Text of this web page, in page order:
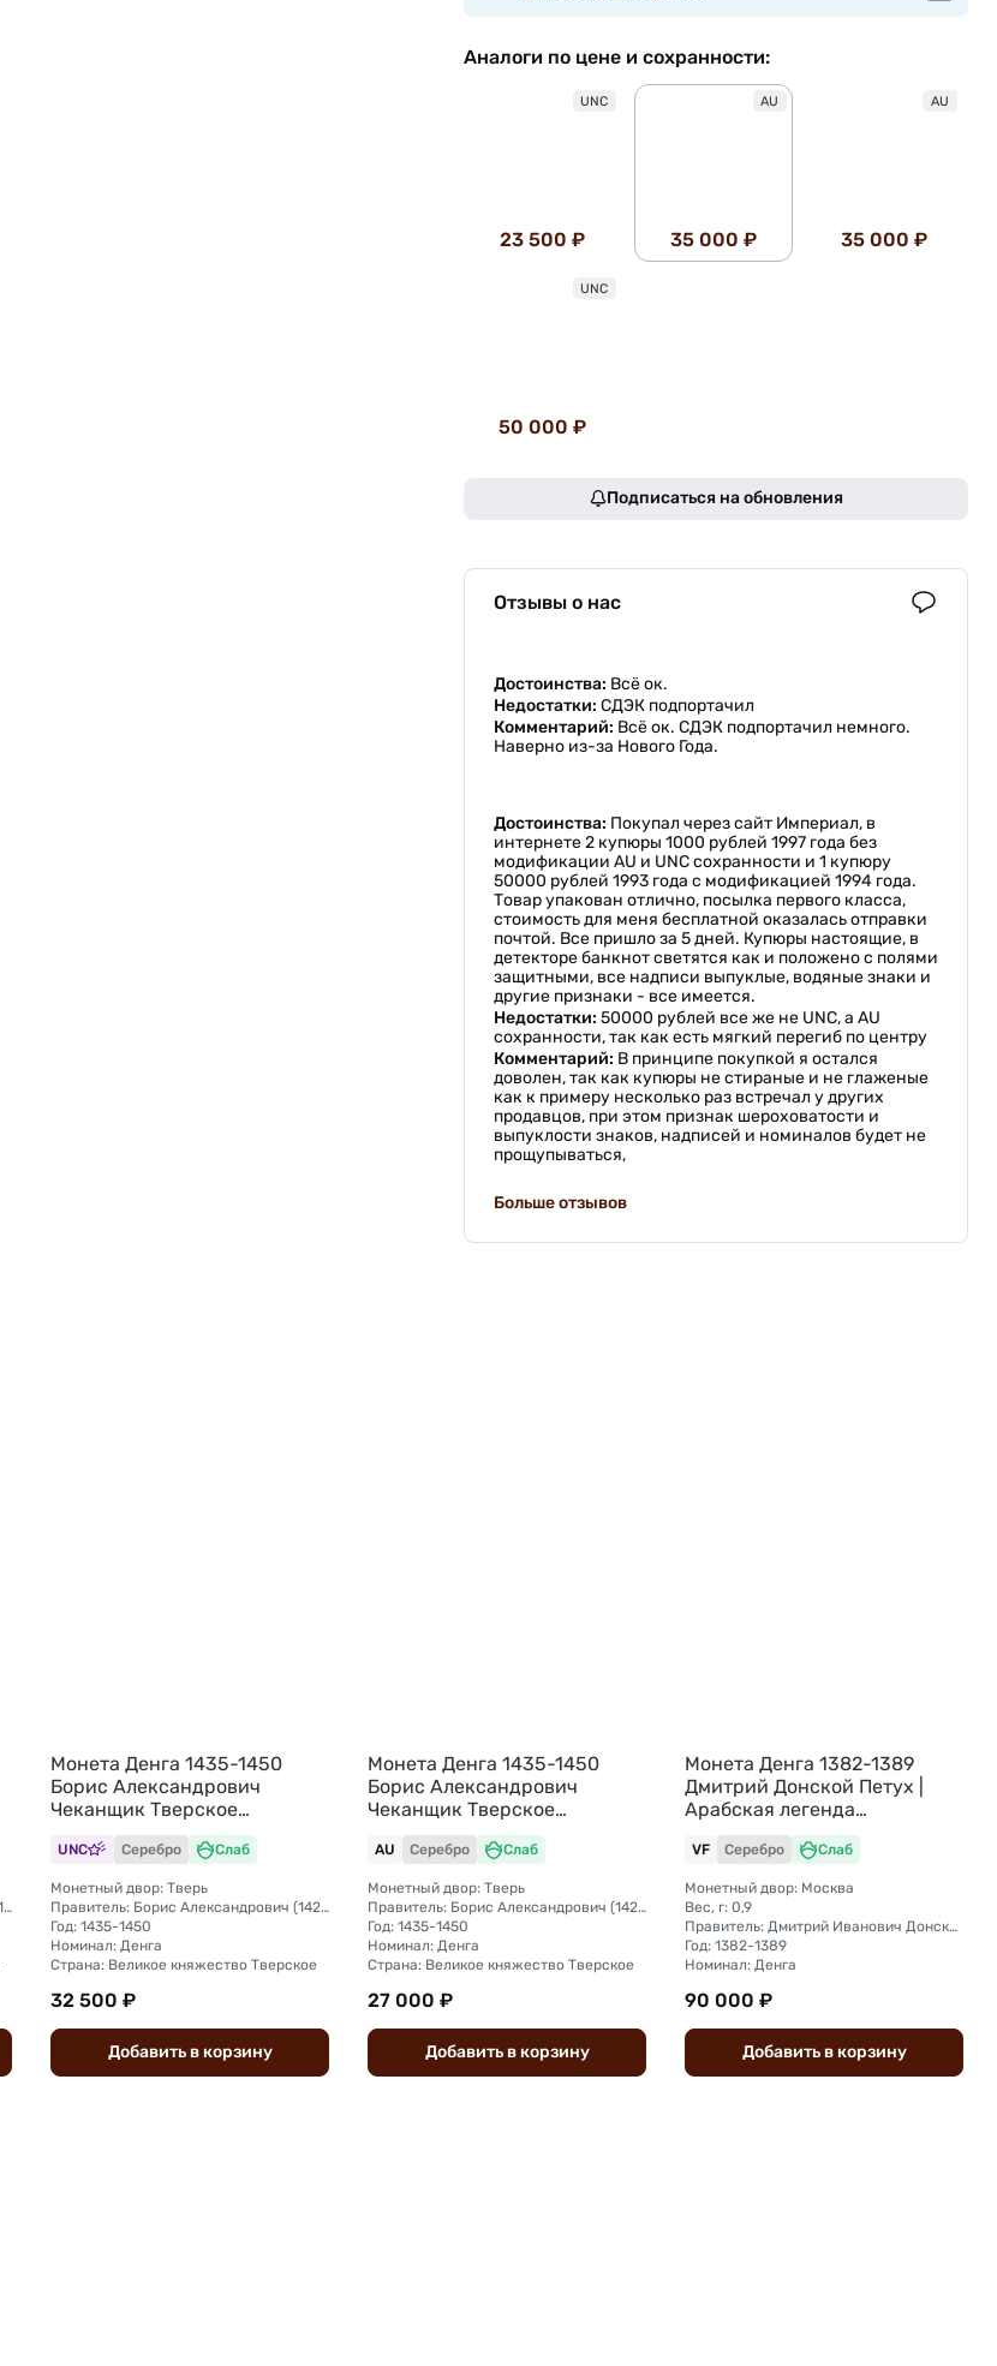
Аналоги по цене и сохранности:
UNC
23 500 ₽
AU
35 000 ₽
AU
35 000 ₽
UNC
50 000 ₽
Подписаться на обновления
Отзывы о нас
Достоинства: Всё ок.
Недостатки: СДЭК подпортачил
Комментарий: Всё ок. СДЭК подпортачил немного.
Наверно из-за Нового Года.
Достоинства: Покупал через сайт Империал, в
интернете 2 купюры 1000 рублей 1997 года без
модификации AU и UNC сохранности и 1 купюру
50000 рублей 1993 года с модификацией 1994 года.
Товар упакован отлично, посылка первого класса,
стоимость для меня бесплатной оказалась отправки
почтой. Все пришло за 5 дней. Купюры настоящие, в
детекторе банкнот светятся как и положено с полями
защитными, все надписи выпуклые, водяные знаки и
другие признаки - все имеется.
Недостатки: 50000 рублей все же не UNC, а AU
сохранности, так как есть мягкий перегиб по центру
Комментарий: В принципе покупкой я остался
доволен, так как купюры не стираные и не глаженые
как к примеру несколько раз встречал у других
продавцов, при этом признак шероховатости и
выпуклости знаков, надписей и номиналов будет не
прощупываться,
Больше отзывов
Правитель: Михаил Борисович (1461—1485)
Монета Денга 1435-1450
Борис Александрович
Чеканщик Тверское
княжество слаб ННР MS 61
UNC Серебро Слаб
Монетный двор: Тверь
Правитель: Борис Александрович (1426 - 1461)
Год: 1435-1450
Номинал: Денга
Страна: Великое княжество Тверское
32 500 ₽
Добавить вкорзину
Монета Денга 1435-1450
Борис Александрович
Чеканщик Тверское
княжество слаб ННР AU 58
AU Серебро Слаб
Монетный двор: Тверь
Правитель: Борис Александрович (1426 - 1461)
Год: 1435-1450
Номинал: Денга
Страна: Великое княжество Тверское
27 000 ₽
Добавить вкорзину
Монета Денга 1382-1389
Дмитрий Донской Петух |
Арабская легенда
Московское княжество слаб
ННР VF+
VF Серебро Слаб
Монетный двор: Москва
Вес, г: 0,9
Правитель: Дмитрий Иванович Донской (1359—1389)
Год: 1382-1389
Номинал: Денга
90 000 ₽
Добавить вкорзину